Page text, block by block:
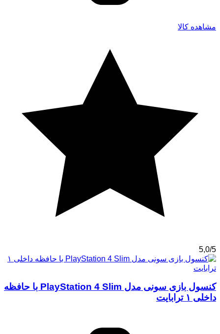
مشاهده کالا
5,0/5
کنسول بازی سونی مدل PlayStation 4 Slim با حافظه
داخلی ۱ ترابایت